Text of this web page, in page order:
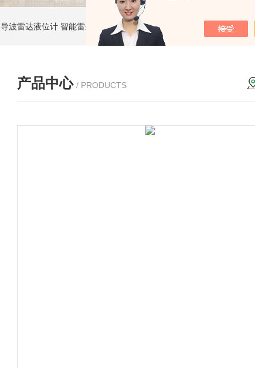
导波雷达液位计 智能雷达液位计 ZW-B69X云母双色液水计 ZW1151W卡
产品中心 / PRODUCTS